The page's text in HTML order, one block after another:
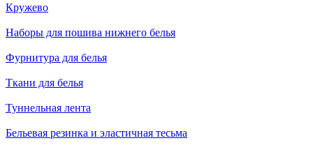
Кружево
Наборы для пошива нижнего белья
Фурнитура для белья
Ткани для белья
Туннельная лента
Бельевая резинка и эластичная тесьма